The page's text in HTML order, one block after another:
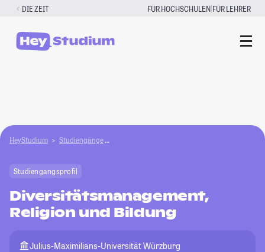
Zum
springen
DIE ZEIT FÜR HOCHSCHULEN|FÜR LEHRER
HeyStudium Studiengänge
Studiengangsprofil
Diversitätsmanagement,
Religion und Bildung
Julius-Maximilians-Universität Würzburg